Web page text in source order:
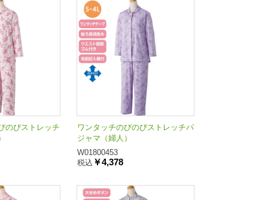
のびストレッチ
ワンタッチのびのびストレッチパ
ジャマ（婦人）
W01800453
税込 ￥4,378